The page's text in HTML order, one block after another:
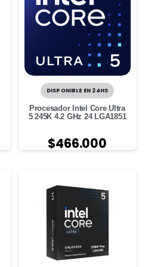
DISPONIBLE EN 24HS
Procesador Intel Core Ultra
5 245K 4.2 GHz 24 LGA1851
$466.000